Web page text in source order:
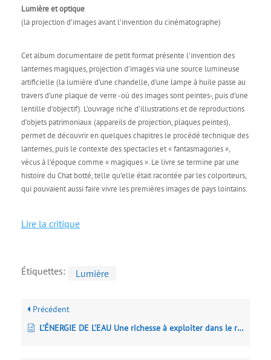
Lumière et optique
(la projection d’images avant l’invention du cinématographe)
Cet album documentaire de petit format présente l’invention des
lanternes magiques, projection d’images via une source lumineuse
artificielle (la lumière d’une chandelle, d’une lampe à huile passe au
travers d’une plaque de verre -où des images sont peintes-, puis d’une
lentille d’objectif). L’ouvrage riche d’illustrations et de reproductions
d’objets patrimoniaux (appareils de projection, plaques peintes),
permet de découvrir en quelques chapitres le procédé technique des
lanternes, puis le contexte des spectacles et « fantasmagories »,
vécus à l’époque comme « magiques ». Le livre se termine par une
histoire du Chat botté, telle qu’elle était racontée par les colporteurs,
qui pouvaient aussi faire vivre les premières images de pays lointains.
Lire la critique
Étiquettes: Lumière
Précédent
L’ÉNERGIE DE L’EAU Une richesse à exploiter dans le respect de l’environnement